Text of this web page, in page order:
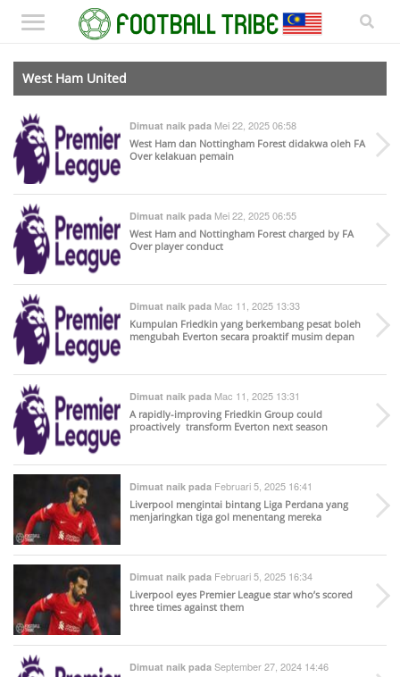
West Ham United
Dimuat naik pada Mei 22, 2025 06:58
West Ham dan Nottingham Forest didakwa oleh FA
Over kelakuan pemain
Dimuat naik pada Mei 22, 2025 06:55
West Ham and Nottingham Forest charged by FA
Over player conduct
Dimuat naik pada Mac 11, 2025 13:33
Kumpulan Friedkin yang berkembang pesat boleh
mengubah Everton secara proaktif musim depan
Dimuat naik pada Mac 11, 2025 13:31
A rapidly-improving Friedkin Group could
proactively transform Everton next season
Dimuat naik pada Februari 5, 2025 16:41
Liverpool mengintai bintang Liga Perdana yang
menjaringkan tiga gol menentang mereka
Dimuat naik pada Februari 5, 2025 16:34
Liverpool eyes Premier League star who’s scored
three times against them
Dimuat naik pada September 27, 2024 14:46